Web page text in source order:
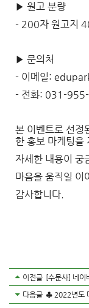
▶ 원고 분량
- 200자 원고지
▶ 문의처
- 이메일:
- 전화: 031-
본 이벤트로 선정
한 홍보 마케팅을
자세한 내용이 궁
마음을 움직일 이
감사합니다.
이전글 [수문사] 네이
다음글 ♣ 2022년도